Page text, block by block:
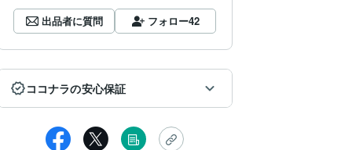
出品者に質問 フォロー42
ココナラの安心保証